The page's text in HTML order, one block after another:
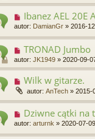
Ibanez AEL 20E
autor: DamianGr » 2016-
TRONAD Jumbo
autor: JK1949 » 2020-09-
Wilk w gitarze.
autor: AnTech » 2015-
Dziwne cątki na
autor: arturnk » 2020-07-